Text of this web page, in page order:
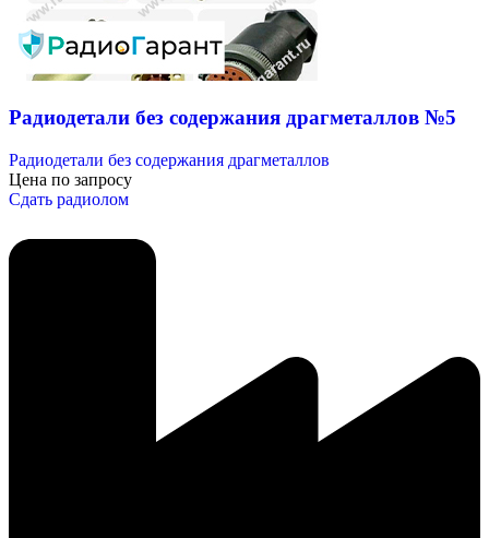
Радиодетали без содержания драгметаллов №5
Радиодетали без содержания драгметаллов
Цена по запросу
Сдать радиолом